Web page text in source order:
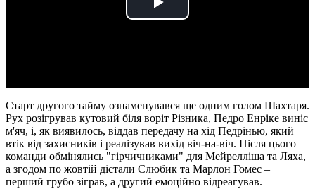
Play
Старт другого тайму ознаменувався ще одним голом Шахтаря.
Рух розігрував кутовий біля воріт Різника, Педро Енріке виніс
м'яч, і, як виявилось, віддав передачу на хід Педрінью, який
втік від захисників і реалізував вихід віч-на-віч. Після цього
команди обмінялись "гірчичниками" для Мейрелліша та Ляха,
а згодом по жовтій дістали Слюбик та Марлон Гомес –
перший грубо зіграв, а другий емоційно відреагував.